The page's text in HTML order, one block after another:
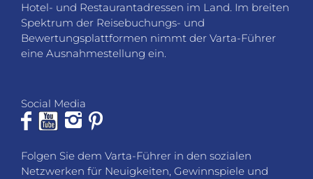
Hotel- und Restaurantadressen im Land. Im breiten
Spektrum der Reisebuchungs- und
Bewertungsplattformen nimmt der Varta-Führer
eine Ausnahmestellung ein.
Social Media
Folgen Sie dem Varta-Führer in den sozialen
Netzwerken für Neuigkeiten, Gewinnspiele und